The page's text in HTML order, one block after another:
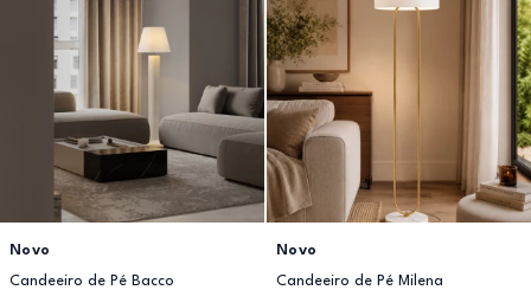
Novo
Candeeiro de Pé Bacco
Novo
Candeeiro de Pé Milena